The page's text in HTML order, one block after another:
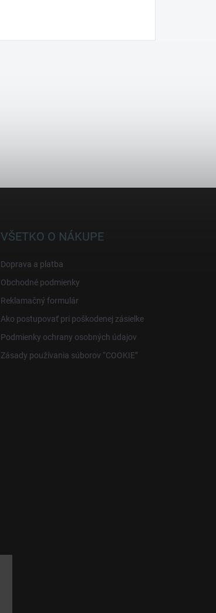
VŠETKO O NÁKUPE
Doprava a platba
Obchodné podmienky
Reklamačný formulár
Ako postupovať pri poškodenej zásielke
Podmienky ochrany osobných údajov
Zásady používania súborov “COOKIE”